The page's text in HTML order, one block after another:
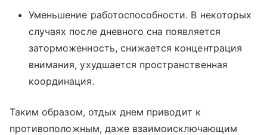
Уменьшение работоспособности. В некоторых
случаях после дневного сна появляется
заторможенность, снижается концентрация
внимания, ухудшается пространственная
координация.
Таким образом, отдых днем приводит к
противоположным, даже взаимоисключающим